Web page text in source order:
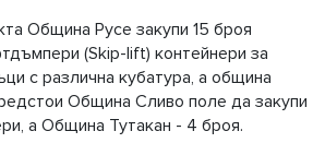
Община Русе закупи 15 броя
(Skip-lift) контейнери за
с различна кубатура, а община
Община Сливо поле да закупи
а Община Тутакан - 4 броя.